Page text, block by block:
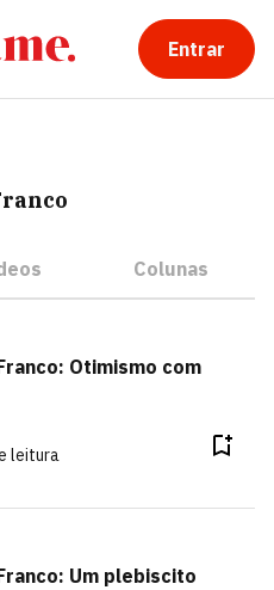
Entrar
Colunas
Otimismo com
leitura
Um plebiscito